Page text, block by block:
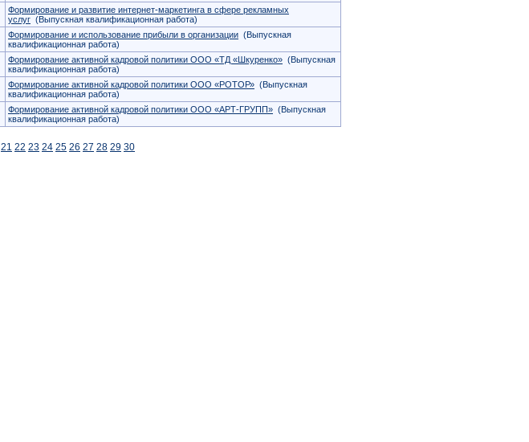
Формирование и развитие интернет-маркетинга в сфере рекламных
услуг (Выпускная квалификационная работа)
Формирование и использование прибыли в организации (Выпускная
квалификационная работа)
Формирование активной кадровой политики ООО «ТД «Шкуренко» (Выпускная
квалификационная работа)
Формирование активной кадровой политики ООО «РОТОР» (Выпускная
квалификационная работа)
Формирование активной кадровой политики ООО «АРТ-ГРУПП» (Выпускная
квалификационная работа)
21 22 23 24 25 26 27 28 29 30